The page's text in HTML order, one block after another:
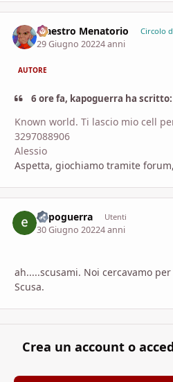
Maestro Menatorio Circolo
29 Giugno 20224 anni
AUTORE
6 ore fa, kapoguerra ha scritto:
Known world. Ti lascio mio cell
3297088906
Alessio
Aspetta, giochiamo tramite
kapoguerra Utenti
30 Giugno 20224 anni
ah.....scusami. Noi cercavamo
Scusa.
Crea un account o